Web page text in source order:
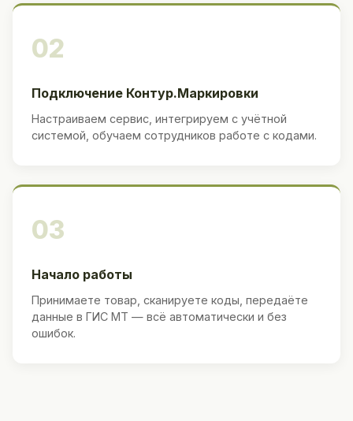
02
Подключение Контур.Маркировки
Настраиваем сервис, интегрируем с учётной
системой, обучаем сотрудников работе с кодами.
03
Начало работы
Принимаете товар, сканируете коды, передаёте
данные в ГИС МТ — всё автоматически и без
ошибок.